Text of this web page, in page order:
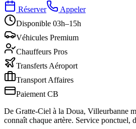
Réserver
Appeler
Disponible 03h–15h
Véhicules Premium
Chauffeurs Pros
Transferts Aéroport
Transport Affaires
Paiement CB
De Gratte-Ciel à la Doua, Villeurbanne
connaît chaque artère. Service ponctuel,